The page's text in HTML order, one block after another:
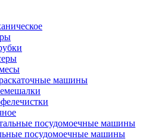
машины
посудомоечные машины
посудомоечные машины